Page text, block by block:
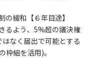
緩和【６年目途】
るよう、5%超の議決権
なく届出で可能とする
枠組を活用)。